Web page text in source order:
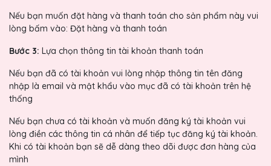
Nếu bạn muốn đặt hàng và thanh toán cho sản phẩm này vui
lòng bấm vào: Đặt hàng và thanh toán
Bước 3: Lựa chọn thông tin tài khoản thanh toán
Nếu bạn đã có tài khoản vui lòng nhập thông tin tên đăng
nhập là email và mật khẩu vào mục đã có tài khoản trên hệ
thống
Nếu bạn chưa có tài khoản và muốn đăng ký tài khoản vui
lòng điền các thông tin cá nhân để tiếp tục đăng ký tài khoản.
Khi có tài khoản bạn sẽ dễ dàng theo dõi được đơn hàng của
mình